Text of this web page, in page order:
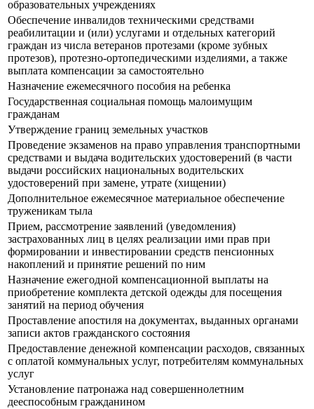
образовательных учреждениях
Обеспечение инвалидов техническими средствами
реабилитации и (или) услугами и отдельных категорий
граждан из числа ветеранов протезами (кроме зубных
протезов), протезно-ортопедическими изделиями, а также
выплата компенсации за самостоятельно
Назначение ежемесячного пособия на ребенка
Государственная социальная помощь малоимущим
гражданам
Утверждение границ земельных участков
Прoведение экзаменов на право управления транспортными
средствами и выдача водительских удостоверений (в части
выдачи российских национальных водительских
удостоверений при замене, утрате (хищении)
Дополнительное ежемесячное материальное обеспечение
труженикам тыла
Прием, рассмотрение заявлений (уведомления)
застрахованных лиц в целях реализации ими прав при
формировании и инвестировании средств пенсионных
накоплений и принятие решений по ним
Назначение ежегодной компенсационной выплаты на
приобретение комплекта детской одежды для посещения
занятий на период обучения
Проставление апостиля на документах, выданных органами
записи актов гражданского состояния
Предоставление денежной компенсации расходов, связанных
с оплатой коммунальных услуг, потребителям коммунальных
услуг
Установление патронажа над совершеннолетним
дееспособным гражданином